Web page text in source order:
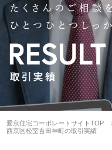
愛京住宅コーポレートサイトTOP
西京区松室吾田神町の取引実績